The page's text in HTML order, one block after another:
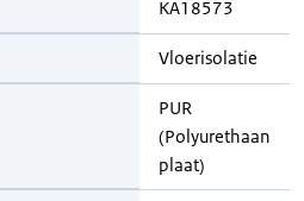
KA18573
Vloerisolatie
PUR
(Polyurethaan
plaat)